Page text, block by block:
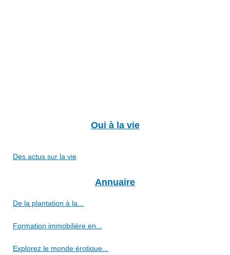
Oui à la vie
Des actus sur la vie
Annuaire
De la plantation à la...
Formation immobilière en...
Explorez le monde érotique...